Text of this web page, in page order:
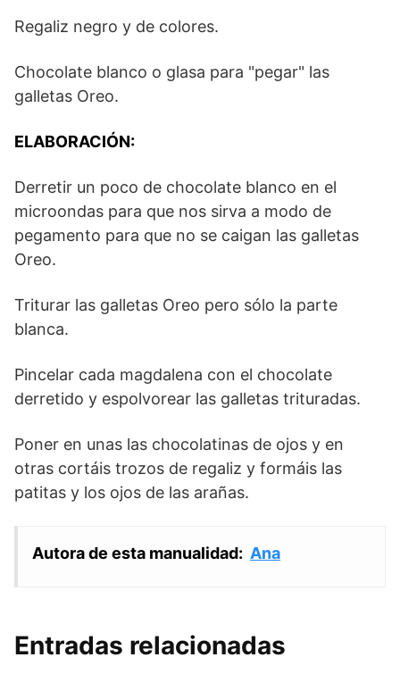
Regaliz negro y de colores.
Chocolate blanco o glasa para "pegar" las
galletas Oreo.
ELABORACIÓN:
Derretir un poco de chocolate blanco en el
microondas para que nos sirva a modo de
pegamento para que no se caigan las galletas
Oreo.
Triturar las galletas Oreo pero sólo la parte
blanca.
Pincelar cada magdalena con el chocolate
derretido y espolvorear las galletas trituradas.
Poner en unas las chocolatinas de ojos y en
otras cortáis trozos de regaliz y formáis las
patitas y los ojos de las arañas.
Autora de esta manualidad: Ana
Entradas relacionadas